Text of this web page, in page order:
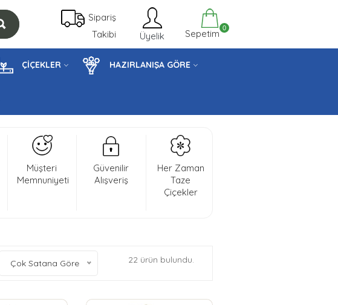
Sipariş
Takibi
Üyelik Sepetim 0
ÇİÇEKLER HAZIRLANIŞA GÖRE
Müşteri
Memnuniyeti
Güvenilir
Alışveriş
Her Zaman
Taze
Çiçekler
Çok Satana Göre 22 ürün bulundu.